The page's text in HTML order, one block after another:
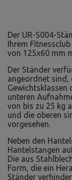
Der UR-S004-
Ihrem
von 125x60 mm
Der Ständer
angeordnet sind,
Gewichtsklassen
unteren
von bis zu 25 kg
und die oberen
vorgesehen.
Neben den
Hantelstangen
Die aus
Form, die ein
Ständer